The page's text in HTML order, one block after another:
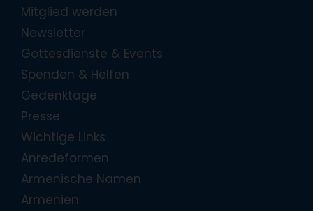
Mitglied werden
Newsletter
Gottesdienste & Events
Spenden & Helfen
Gedenktage
Presse
Wichtige Links
Anredeformen
Armenische Namen
Armenien